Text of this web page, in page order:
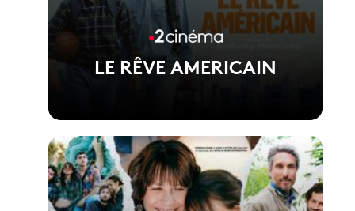
LE RÊVE AMERICAIN
Voir la fiche du film